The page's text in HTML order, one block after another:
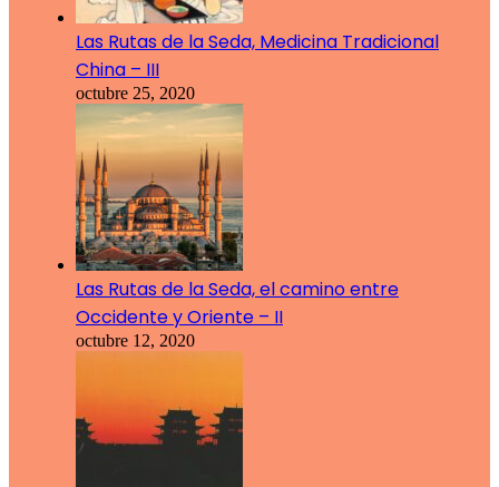
Las Rutas de la Seda, Medicina Tradicional
China – III
octubre 25, 2020
Las Rutas de la Seda, el camino entre
Occidente y Oriente – II
octubre 12, 2020